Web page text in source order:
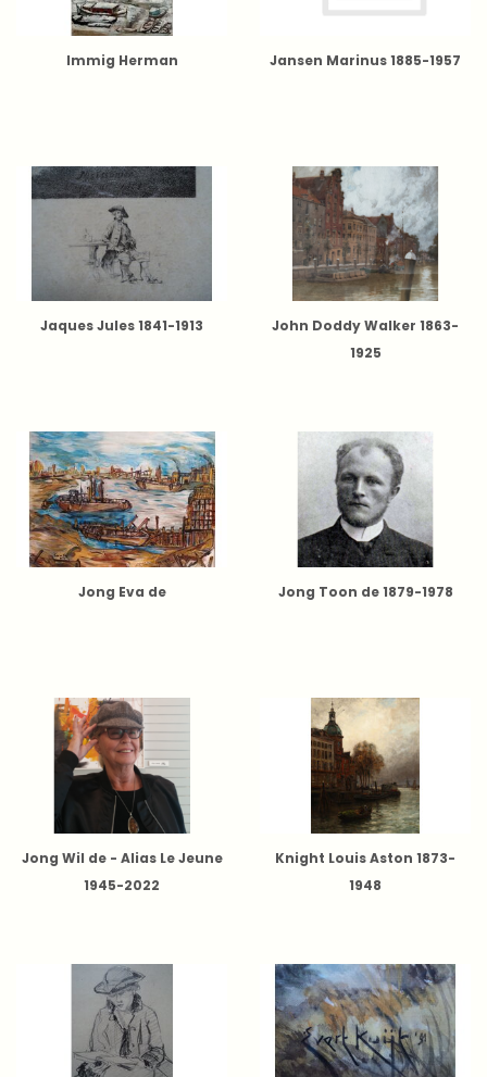
Immig Herman Jansen Marinus 1885-1957
Jaques Jules 1841-1913
John Doddy Walker 1863-
1925
Jong Eva de Jong Toon de 1879-1978
Jong Wil de - Alias Le Jeune
1945-2022
Knight Louis Aston 1873-
1948